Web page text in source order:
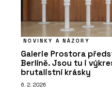
NOVINKY A NÁZORY
Galerie Prostora
Berlíně. Jsou tu i
brutalistní krásky
6. 2. 2026